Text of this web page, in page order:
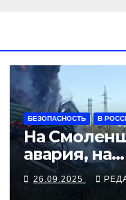
БЕЗОПАСНОСТЬ В
На
авария, на
Псковщине
взрыв
26.09.2025